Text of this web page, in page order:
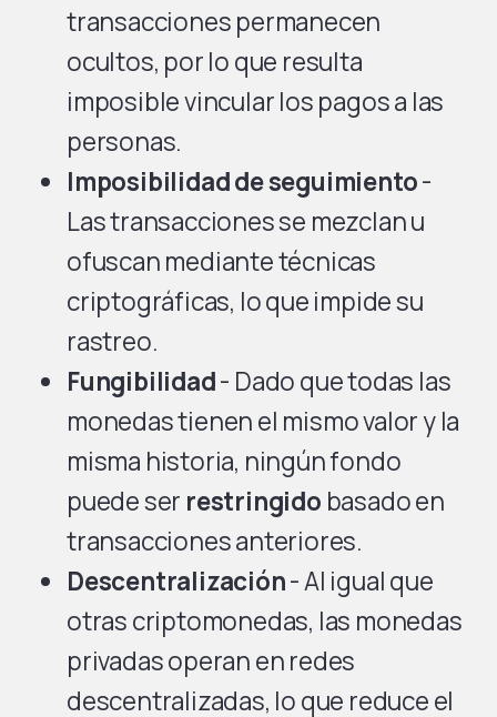
transacciones permanecen
ocultos, por lo que resulta
imposible vincular los pagos a las
personas.
Imposibilidad de seguimiento-
Las transacciones se mezclan u
ofuscan mediante técnicas
criptográficas, lo que impide su
rastreo.
Fungibilidad- Dado que todas las
monedas tienen el mismo valor y la
misma historia, ningún fondo
puede ser restringido basado en
transacciones anteriores.
Descentralización- Al igual que
otras criptomonedas, las monedas
privadas operan en redes
descentralizadas, lo que reduce el